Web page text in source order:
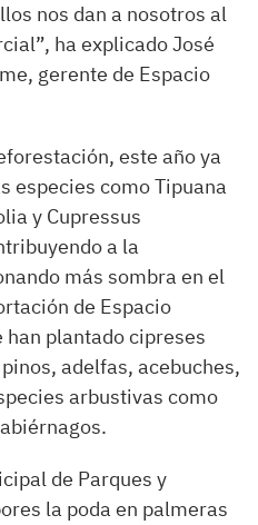
nos dan a nosotros al
ha explicado José
gerente de Espacio
este año ya
especies como Tipuana
y Cupressus
a la
más sombra en el
de Espacio
plantado cipreses
adelfas, acebuches,
arbustivas como
de Parques y
la poda en palmeras